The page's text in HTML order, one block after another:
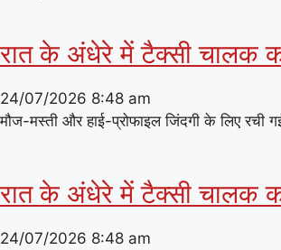
रात के अंधेरे में टैक्सी चालक
24/07/2026 8:48 am
मौज-मस्ती और हाई-प्रोफाइल जिंदगी के लिए रची
रात के अंधेरे में टैक्सी चालक
24/07/2026 8:48 am